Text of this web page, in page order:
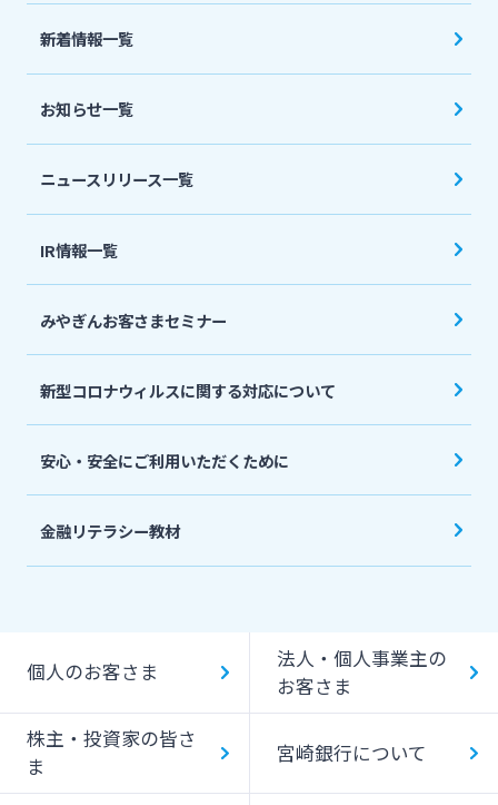
法人・個人事業主のお客さま
宮崎銀行について
ニュースリリース一覧
採用情報
お問い合わせ先一覧
新着情報一覧
お知らせ一覧
ニュースリリース一覧
IR情報一覧
みやぎんお客さまセミナー
新型コロナウィルスに関する対応について
安心・安全にご利用いただくために
金融リテラシー教材
個人のお客さま
法人・個人事業主の
お客さま
株主・投資家の皆さ
ま
宮崎銀行について